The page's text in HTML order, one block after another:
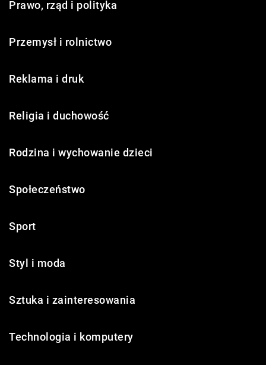
Prawo, rząd i polityka
Przemysł i rolnictwo
Reklama i druk
Religia i duchowość
Rodzina i wychowanie dzieci
Społeczeństwo
Sport
Styl i moda
Sztuka i zainteresowania
Technologia i komputery